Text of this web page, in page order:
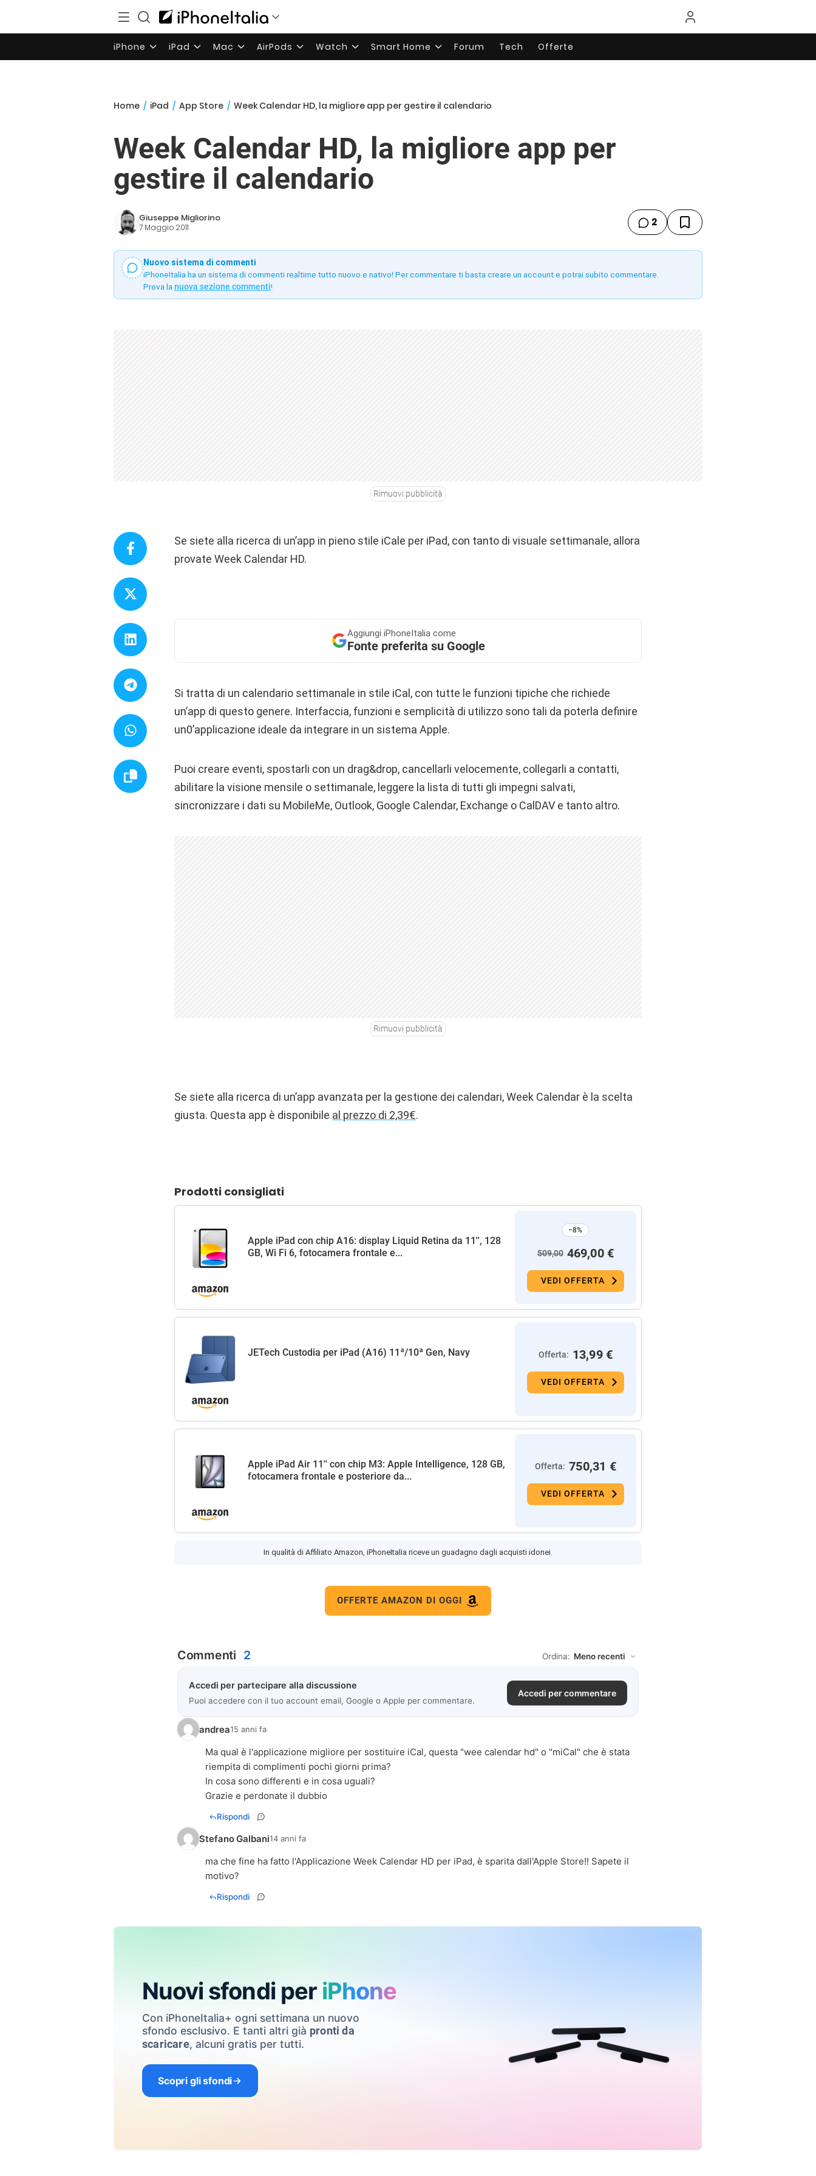
iPhone iPad Mac AirPods Watch Smart Home Forum Tech Offerte
Home / iPad / App Store / Week Calendar HD, la migliore app per gestire il calendario
Week Calendar HD, la migliore app per
gestire il calendario
Giuseppe Migliorino
7 Maggio 2011 2
Nuovo sistema di commenti
iPhoneItalia ha un sistema di commenti realtime tutto nuovo e nativo! Per commentare ti basta creare un account e potrai subito commentare.
Prova la nuova sezione commenti!
Rimuovi pubblicità
Se siete alla ricerca di un’app in pieno stile iCale per iPad, con tanto di visuale settimanale, allora
provate Week Calendar HD.
Aggiungi iPhoneItalia come
Fonte preferita su Google
Si tratta di un calendario settimanale in stile iCal, con tutte le funzioni tipiche che richiede
un’app di questo genere. Interfaccia, funzioni e semplicità di utilizzo sono tali da poterla definire
un0’applicazione ideale da integrare in un sistema Apple.
Puoi creare eventi, spostarli con un drag&drop, cancellarli velocemente, collegarli a contatti,
abilitare la visione mensile o settimanale, leggere la lista di tutti gli impegni salvati,
sincronizzare i dati su MobileMe, Outlook, Google Calendar, Exchange o CalDAV e tanto altro.
Rimuovi pubblicità
Se siete alla ricerca di un’app avanzata per la gestione dei calendari, Week Calendar è la scelta
giusta. Questa app è disponibile al prezzo di 2,39€.
Prodotti consigliati
Apple iPad con chip A16: display Liquid Retina da 11'', 128
GB, Wi Fi 6, fotocamera frontale e...
−8%
509,00 469,00 €
VEDI OFFERTA
JETech Custodia per iPad (A16) 11ª/10ª Gen, Navy Offerta: 13,99 €
VEDI OFFERTA
Apple iPad Air 11'' con chip M3: Apple Intelligence, 128 GB,
fotocamera frontale e posteriore da...
Offerta: 750,31 €
VEDI OFFERTA
In qualità di Affiliato Amazon, iPhoneItalia riceve un guadagno dagli acquisti idonei.
OFFERTE AMAZON DI OGGI
Commenti 2 Ordina:
Accedi per partecipare alla discussione
Puoi accedere con il tuo account email, Google o Apple per commentare.
Accedi per commentare
andrea15 anni fa
Ma qual è l'applicazione migliore per sostituire iCal, questa "wee calendar hd" o "miCal" che è stata
riempita di complimenti pochi giorni prima?
In cosa sono differenti e in cosa uguali?
Grazie e perdonate il dubbio
Rispondi
Stefano Galbani14 anni fa
ma che fine ha fatto l'Applicazione Week Calendar HD per iPad, è sparita dall'Apple Store!! Sapete il
motivo?
Rispondi
Nuovi sfondi per iPhone
Con iPhoneItalia+ ogni settimana un nuovo
sfondo esclusivo. E tanti altri già pronti da
scaricare, alcuni gratis per tutti.
Scopri gli sfondi